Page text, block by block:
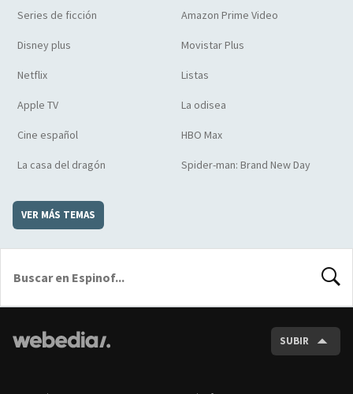
Series de ficción Amazon Prime Video
Disney plus Movistar Plus
Netflix Listas
Apple TV La odisea
Cine español HBO Max
La casa del dragón Spider-man: Brand New Day
VER MÁS TEMAS
SUBIR